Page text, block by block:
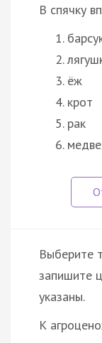
В спячку
ёж
крот
рак
Выберите
запишите
указаны.
К